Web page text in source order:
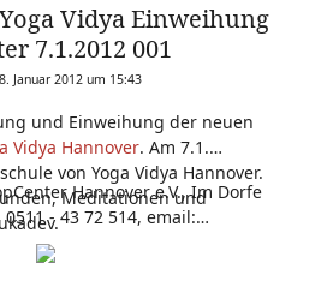
Vidya Einweihung
7.1.2012 001
Januar 2012 um 15:43
und Einweihung der neuen
Vidya Hannover. Am 7.1.
von Yoga Vidya Hannover.
Meditationen und
Hannover e.V., Im Dorfe
- 43 72 514, email: